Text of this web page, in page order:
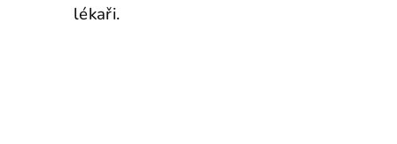
lékaři.